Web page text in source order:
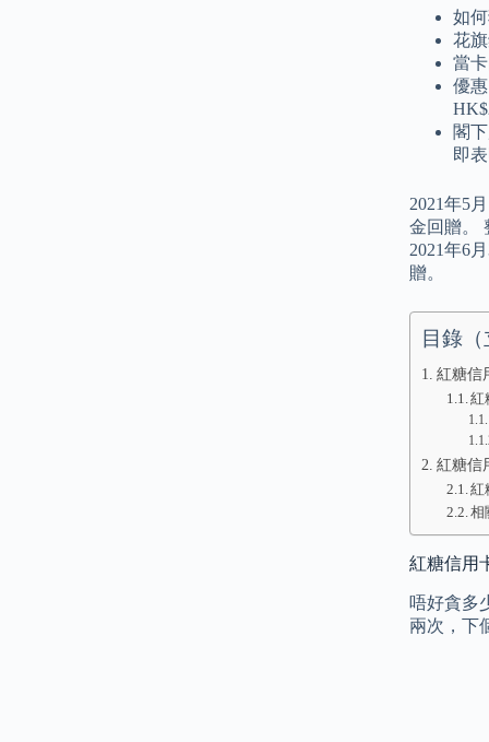
如
花
當
優
閣
即
2021年5
金回贈。
2021年6
贈。
目錄（
紅糖信
紅
紅糖信
紅
相
紅糖信用
唔好貪多
兩次，下